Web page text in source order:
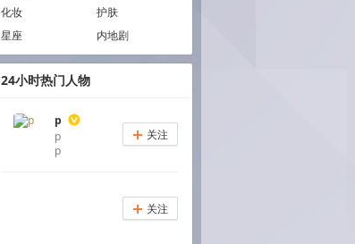
化妆
护肤
星座
内地剧
24小时热门人物
p
p
p
+ 关注
+ 关注